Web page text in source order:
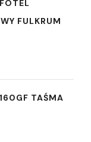
FULKRUM
TAŚMA